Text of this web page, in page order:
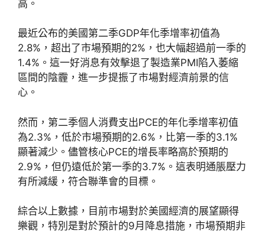
高。
最近公布的美國第二季GDP年化季增率初值為
2.8%，超出了市場預期的2%，也大幅超過前一季的
1.4%。這一好消息有效擊退了製造業PMI陷入萎縮
區間的陰霾，進一步提振了市場對經濟前景的信
心。
然而，第二季個人消費支出PCE的年化季增率初值
為2.3%，低於市場預期的2.6%，比第一季的3.1%
顯著減少。儘管核心PCE的增長率略高於預期的
2.9%，但仍遠低於第一季的3.7%。這表明通脹壓力
有所減緩，符合聯準會的目標。
綜合以上數據，目前市場對於美國經濟的展望顯得
樂觀，特別是對於預計的9月降息措施，市場預期非